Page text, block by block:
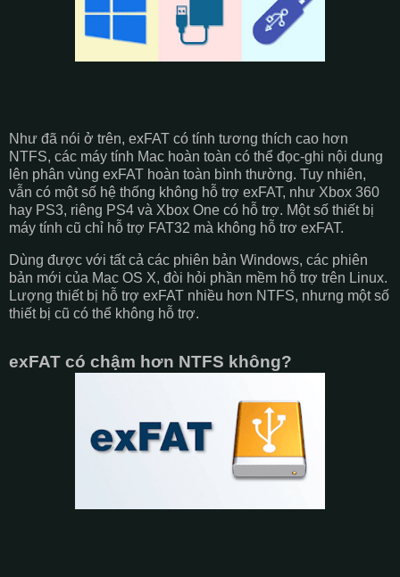
Như đã nói ở trên, exFAT có tính tương thích cao hơn
NTFS, các máy tính Mac hoàn toàn có thể đọc-ghi nội dung
lên phân vùng exFAT hoàn toàn bình thường. Tuy nhiên,
vẫn có một số hệ thống không hỗ trợ exFAT, như Xbox 360
hay PS3, riêng PS4 và Xbox One có hỗ trợ. Một số thiết bị
máy tính cũ chỉ hỗ trợ FAT32 mà không hỗ trơ exFAT.
Dùng được với tất cả các phiên bản Windows, các phiên
bản mới của Mac OS X, đòi hỏi phần mềm hỗ trợ trên Linux.
Lượng thiết bị hỗ trợ exFAT nhiều hơn NTFS, nhưng một số
thiết bị cũ có thể không hỗ trợ.
exFAT có chậm hơn NTFS không?